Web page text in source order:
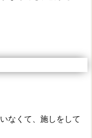
なくて、施しをして